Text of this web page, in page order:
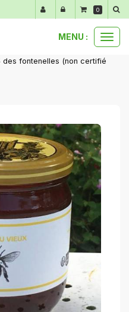
MENU :
des fontenelles (non certifié
0